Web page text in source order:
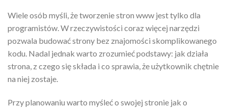
Wiele osób myśli, że tworzenie stron www jest tylko dla
programistów. W rzeczywistości coraz więcej narzędzi
pozwala budować strony bez znajomości skomplikowanego
kodu. Nadal jednak warto zrozumieć podstawy: jak działa
strona, z czego się składa i co sprawia, że użytkownik chętnie
na niej zostaje.
Przy planowaniu warto myśleć o swojej stronie jak o